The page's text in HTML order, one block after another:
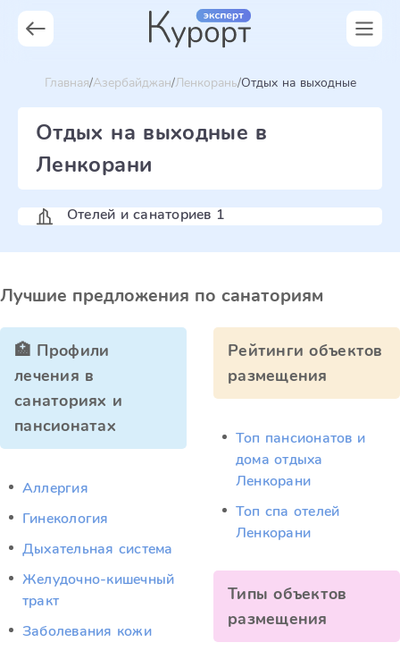
Главная Азербайджан Ленкорань Отдых на выходные
Отдых на выходные в
Ленкорани
Отелей и санаториев 1
Лучшие предложения по санаториям
🏥 Профили
лечения в
санаториях и
пансионатах
Аллергия
Гинекология
Дыхательная система
Желудочно-кишечный
тракт
Заболевания кожи
Рейтинги объектов
размещения
Топ пансионатов и
дома отдыха
Ленкорани
Топ спа отелей
Ленкорани
Типы объектов
размещения